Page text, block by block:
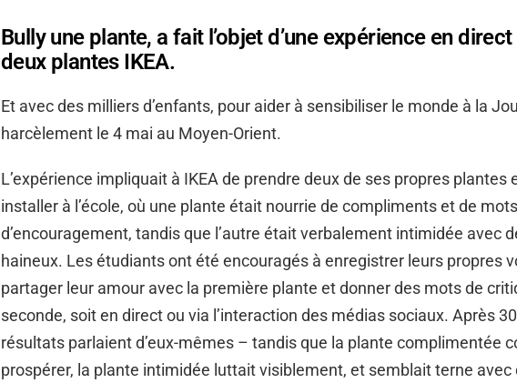
Bully une plante, a fait l’objet d’une expérience en
deux plantes IKEA.
Et avec des milliers d’enfants, pour aider à sensibiliser le monde à la
harcèlement le 4 mai au Moyen-Orient.
L’expérience impliquait à IKEA de prendre deux de ses propres plantes
installer à l’école, où une plante était nourrie de compliments et de mots
d’encouragement, tandis que l’autre était verbalement intimidée avec
haineux. Les étudiants ont été encouragés à enregistrer leurs propres
partager leur amour avec la première plante et donner des mots de
seconde, soit en direct ou via l’interaction des médias sociaux. Après
résultats parlaient d’eux-mêmes – tandis que la plante complimentée
prospérer, la plante intimidée luttait visiblement, et semblait terne avec